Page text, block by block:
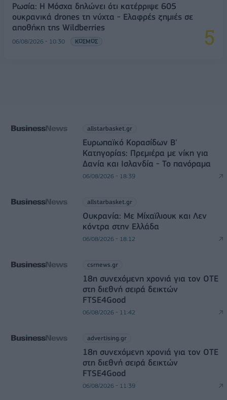
Ρωσία: Η Μόσχα δηλώνει ότι κατέρριψε 605
ουκρανικά drones τη νύχτα - Ελαφρές ζημιές σε
αποθήκη της Wildberries
06/08/2026 - 10:30 ΚΟΣΜΟΣ
allstarbasket.gr
Ευρωπαϊκό Κορασίδων Β'
Κατηγορίας: Πρεμιέρα με νίκη για
Δανία και Ισλανδία - Το πανόραμα
06/08/2026 - 18:39
allstarbasket.gr
Ουκρανία: Με Μίχαϊλιουκ και Λεν
κόντρα στην Ελλάδα
06/08/2026 - 18:12
csrnews.gr
18η συνεχόμενη χρονιά για τον ΟΤΕ
στη διεθνή σειρά δεικτών
FTSE4Good
06/08/2026 - 11:42
advertising.gr
18η συνεχόμενη χρονιά για τον ΟΤΕ
στη διεθνή σειρά δεικτών
FTSE4Good
06/08/2026 - 11:39